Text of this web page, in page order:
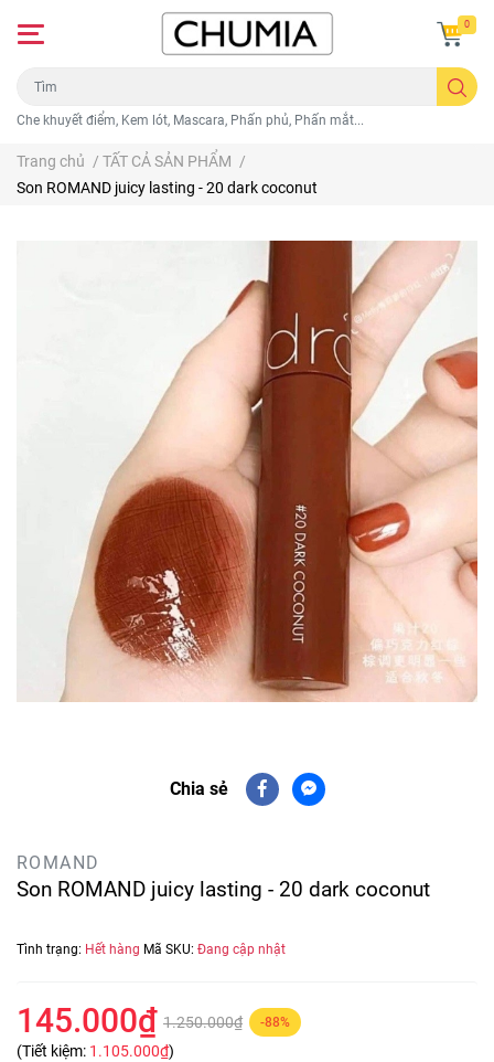
Che khuyết điểm, Kem lót, Mascara, Phấn phủ, Phấn mắt...
0
Trang chủ / TẤT CẢ SẢN PHẨM /
Son ROMAND juicy lasting - 20 dark coconut
Chia sẻ
ROMAND
Son ROMAND juicy lasting - 20 dark coconut
Tình trạng: Hết hàng Mã SKU: Đang cập nhật
145.000₫ 1.250.000₫ -88%
(Tiết kiệm: 1.105.000₫)